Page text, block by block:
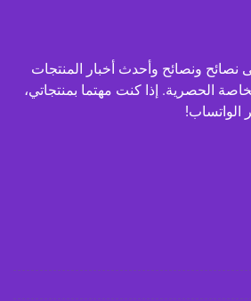
ونصائح وأحدث أخبار المنتجات
الحصرية. إذا كنت مهتما بمنتجاتي،
الواتساب!